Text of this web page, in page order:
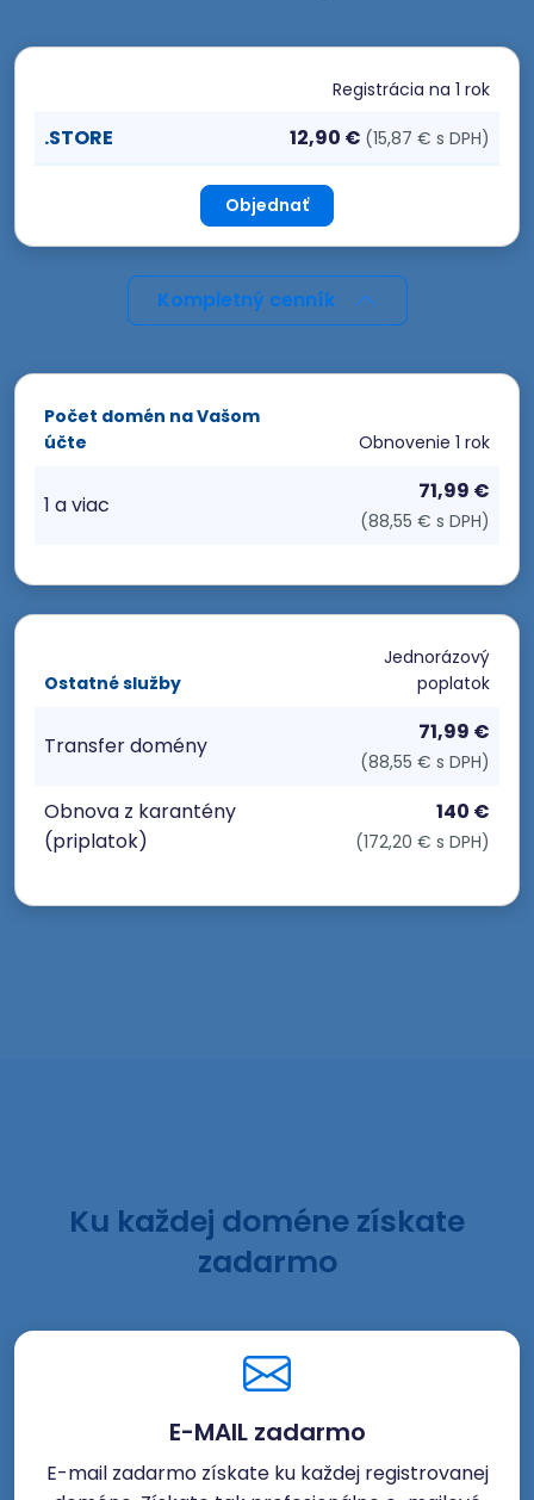
Registrácia na 1 rok
.STORE 12,90 € (15,87 € s DPH)
Objednať
Kompletný cenník
Počet domén na Vašom
účte
Obnovenie 1 rok
1 a viac
71,99 €
(88,55 € s DPH)
Ostatné služby
Jednorázový
poplatok
Transfer domény
71,99 €
(88,55 € s DPH)
Obnova z karantény
(priplatok)
140 €
(172,20 € s DPH)
Ku každej doméne získate
zadarmo
E-MAIL zadarmo
E-mail zadarmo získate ku každej registrovanej